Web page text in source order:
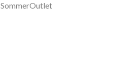
SommerOutlet